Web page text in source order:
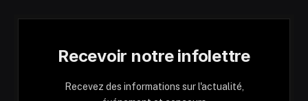
Recevoir notre infolettre
Recevez des informations sur l'actualité,